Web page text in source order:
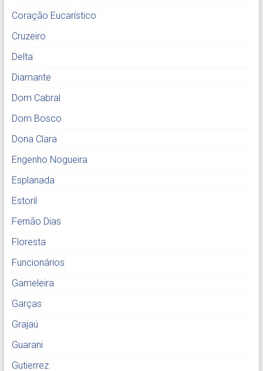
Coração Eucarístico
Cruzeiro
Delta
Diamante
Dom Cabral
Dom Bosco
Dona Clara
Engenho Nogueira
Esplanada
Estoril
Fernão Dias
Floresta
Funcionários
Gameleira
Garças
Grajaú
Guarani
Gutierrez